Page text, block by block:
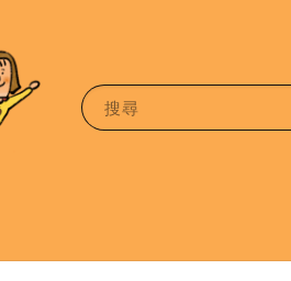
搜尋